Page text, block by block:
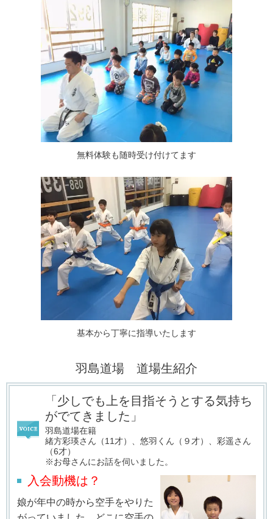
無料体験も随時受け付けてます
基本から丁寧に指導いたします
羽島道場 道場生紹介
「少しでも上を目指そうとする気持ち
がでてきました」
羽島道場在籍
緒方彩瑛さん（11才）、悠羽くん（９才）、彩遥さん
（6才）
※お母さんにお話を伺いました。
入会動機は？
娘が年中の時から空手をやりた